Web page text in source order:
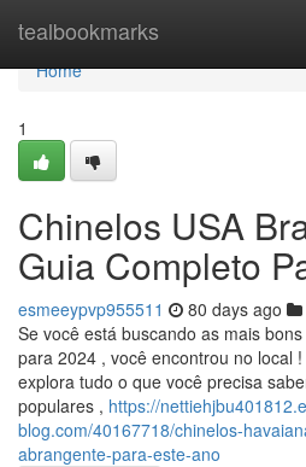
tealbookmarks
Home
Home
1
Chinelos USA
Guia Completo
esmeeypvp955511 80 days ago
Se você está buscando as mais
para 2024 , você encontrou no local
explora tudo o que você precisa
populares , https://
blog.com/40167718/chinelos-
abrangente-para-este-ano